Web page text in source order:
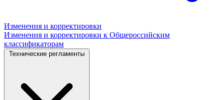
Изменения и корректировки
Изменения и корректировки к Общероссийским
классификаторам
Технические регламенты